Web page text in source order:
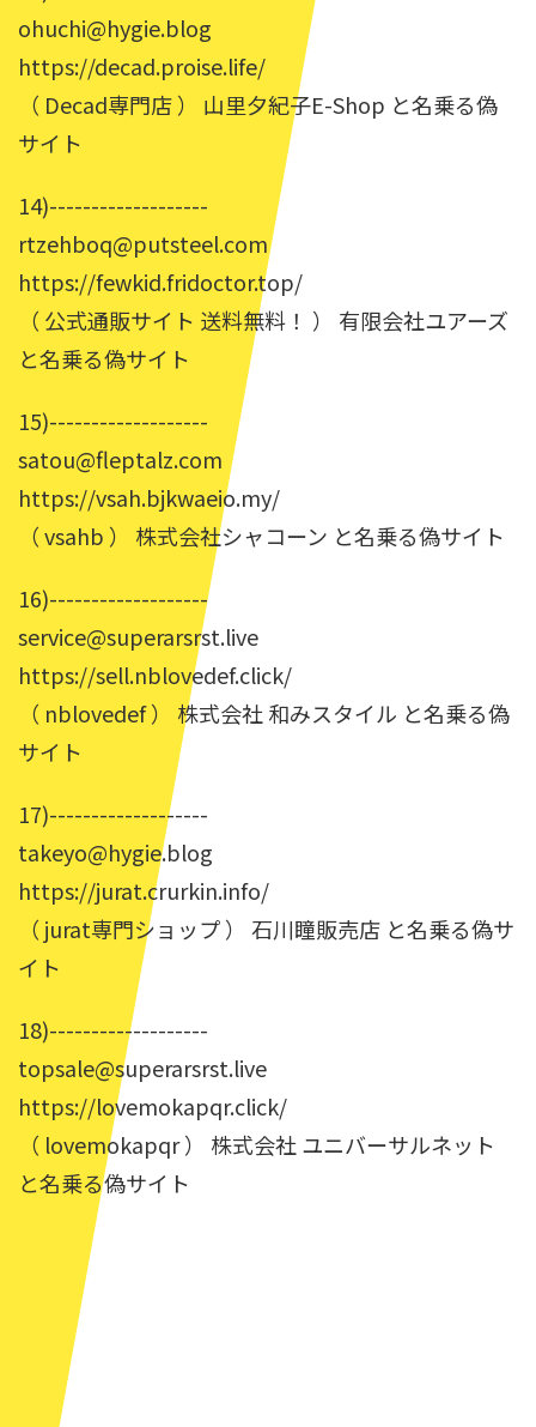
ohuchi@hygie.blog
https://decad.proise.life/
（ Decad専門店 ） 山里夕紀子E-Shop と名乗る偽
サイト
14)-------------------
rtzehboq@putsteel.com
https://fewkid.fridoctor.top/
（ 公式通販サイト 送料無料！ ） 有限会社ユアーズ
と名乗る偽サイト
15)-------------------
satou@fleptalz.com
https://vsah.bjkwaeio.my/
（ vsahb ） 株式会社シャコーン と名乗る偽サイト
16)-------------------
service@superarsrst.live
https://sell.nblovedef.click/
（ nblovedef ） 株式会社 和みスタイル と名乗る偽
サイト
17)-------------------
takeyo@hygie.blog
https://jurat.crurkin.info/
（ jurat専門ショップ ） 石川瞳販売店 と名乗る偽サ
イト
18)-------------------
topsale@superarsrst.live
https://lovemokapqr.click/
（ lovemokapqr ） 株式会社 ユニバーサルネット
と名乗る偽サイト